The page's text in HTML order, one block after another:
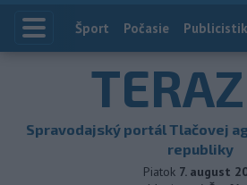
Index
Šport Počasie
TERAZ
Spravodajský portál Tlačovej
republiky
Piatok 7. august